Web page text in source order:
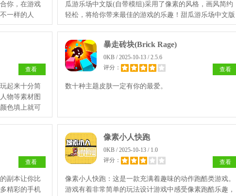
你，在游戏
一样的人
美色的诱惑
瓜游乐场中文版(自带模组)采用了像素的风格，画风简约
轻松，将给你带来最佳的游戏的乐趣！甜瓜游乐场中文版
(自带模组)中你可以使用各种道具来搭建自己的场景！
查看
起来十分简
物等素材图
色填上就可
自己画画有
暴走砖块(Brick Rage)
0KB / 2025-10-13 / 2.5.6
评分：
查看
数十种主题皮肤一定有你的最爱。
查看
副本让你比
精彩的手机
像素小人快跑
0KB / 2025-10-13 / 1.0
评分：
查看
像素小人快跑：这是一款充满着趣味的动作跑酷类游戏。
游戏有着非常简单的玩法设计游戏中感受像素跑酷乐趣，